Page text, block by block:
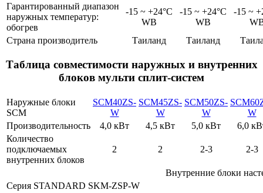
Гарантированный диапазон
наружных температур:
обогрев
-15 ~ +24°C
WB
-15 ~ +24°C
WB
-15 ~
Страна производитель
Таиланд Таиланд
Таблица совместимости наружных и внутренних
блоков мульти сплит-систем
Наружные блоки
SCM
SCM40ZS-
W
SCM45ZS-
W
SCM50ZS-
W
W
Производительность
4,0 кВт 4,5 кВт 5,0 кВт
6,0
Количество
подключаемых
внутренних блоков
2 2 2-3 2-3
Внутренние блоки
Серия STANDARD SKM-ZSP-W